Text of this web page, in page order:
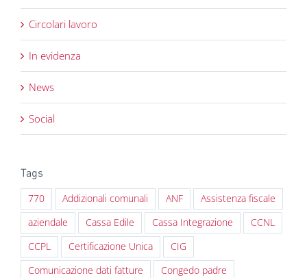
Circolari lavoro
In evidenza
News
Social
Tags
770 Addizionali comunali ANF
Assistenza fiscale
aziendale
Cassa Edile Cassa Integrazione
CCNL
CCPL
Certificazione Unica
CIG
Comunicazione dati fatture
Congedo padre